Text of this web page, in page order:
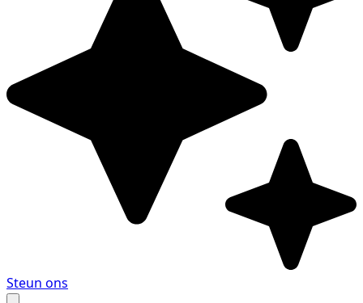
Steun ons